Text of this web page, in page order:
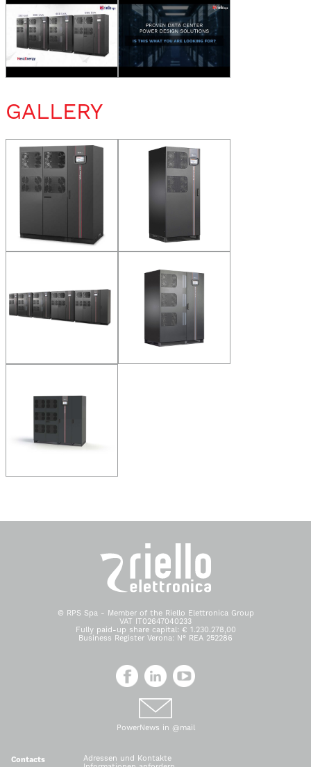
GALLERY
© RPS Spa - Member of the Riello Elettronica Group
VAT IT02647040233
Fully paid-up share capital: € 1.230.278,00
Business Register Verona: N° REA 252286
PowerNews in @mail
Contacts
Adressen und Kontakte